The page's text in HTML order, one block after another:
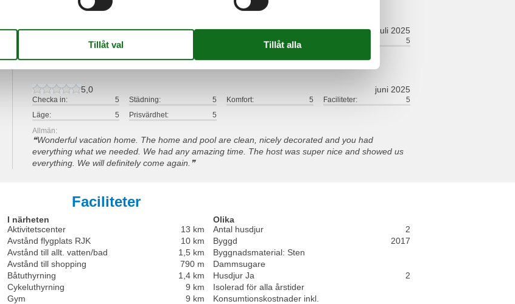
5,0 juli 2025
5
5
5,0 juni 2025
Checka in: 5 Städning: 5 Komfort: 5 Faciliteter:
5
Läge:
5 Prisvärdhet:
5
Allmän:
Wonderful vacation home. The home and pool are clean, nicely decorated and you had
everything what we needed. We had any amazing time. The host was super nice and showed us
everything. We will definitely come again.
Faciliteter
I närheten
Aktivitetscenter
13 km
Avstånd flygplats RJK
10 km
Avstånd till allt. vatten/bad
1,5 km
Avstånd till shopping
790 m
Båtuthyrning
1,4 km
Cykeluthyrning
9 km
Gym
9 km
Olika
Antal husdjur
2
Byggd
2017
Byggnadsmaterial: Sten
Dammsugare
Husdjur Ja
2
Isolerad för alla årstider
Konsumtionskostnader inkl.